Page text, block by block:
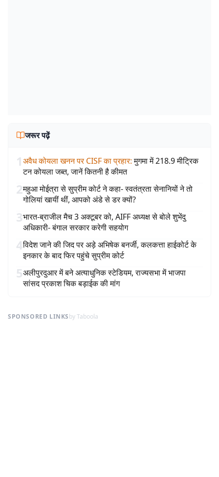
जरूर पढ़ें
1अवैध कोयला खनन पर CISF का प्रहार: मुगमा में 218.9 मीट्रिक
टन कोयला जब्त, जानें कितनी है कीमत
2महुआ मोईत्रा से सुप्रीम कोर्ट ने कहा- स्वतंत्रता सेनानियों ने तो
गोलियां खायीं थीं, आपको अंडे से डर क्यों?
3भारत-ब्राजील मैच 3 अक्टूबर को, AIFF अध्यक्ष से बोले शुभेंदु
अधिकारी- बंगाल सरकार करेगी सहयोग
4विदेश जाने की जिद पर अड़े अभिषेक बनर्जी, कलकत्ता हाईकोर्ट के
इनकार के बाद फिर पहुंचे सुप्रीम कोर्ट
5अलीपुरदुआर में बने अत्याधुनिक स्टेडियम, राज्यसभा में भाजपा
सांसद प्रकाश चिक बड़ाईक की मांग
SPONSORED LINKSby Taboola